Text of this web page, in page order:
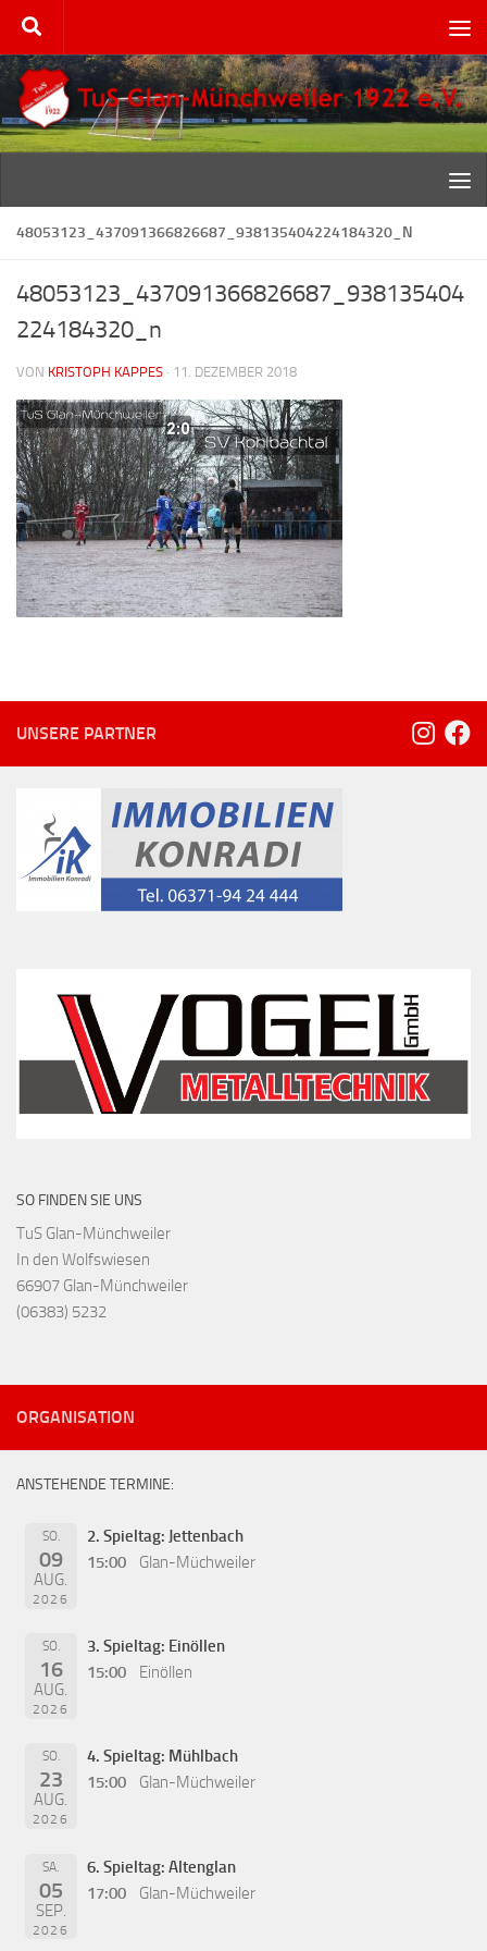
Zum Inhalt springen
48053123_437091366826687_938135404224184320_N
48053123_437091366826687_938135404
224184320_n
VON KRISTOPH KAPPES · 11. DEZEMBER 2018
UNSERE PARTNER
SO FINDEN SIE UNS
TuS Glan-Münchweiler
In den Wolfswiesen
66907 Glan-Münchweiler
(06383) 5232
ORGANISATION
ANSTEHENDE TERMINE:
SO.
09
AUG.
2026
2. Spieltag: Jettenbach
15:00
Glan-Müchweiler
SO.
16
AUG.
2026
3. Spieltag: Einöllen
15:00
Einöllen
SO.
23
AUG.
2026
4. Spieltag: Mühlbach
15:00
Glan-Müchweiler
SA.
05
SEP.
2026
6. Spieltag: Altenglan
17:00
Glan-Müchweiler